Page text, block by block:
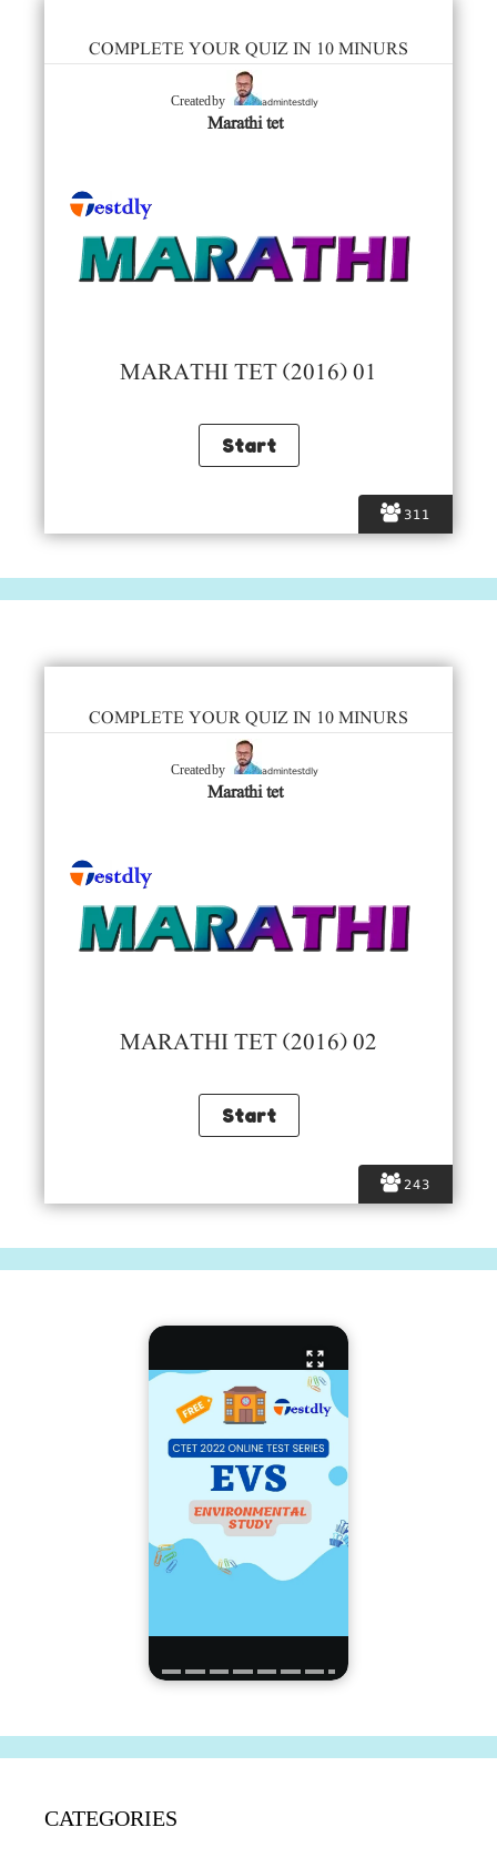
311
COMPLETE YOUR QUIZ IN 10 MINURS
Created by admintestdly
Marathi tet
MARATHI TET (2016) 01
243
COMPLETE YOUR QUIZ IN 10 MINURS
Created by admintestdly
Marathi tet
MARATHI TET (2016) 02
CATEGORIES